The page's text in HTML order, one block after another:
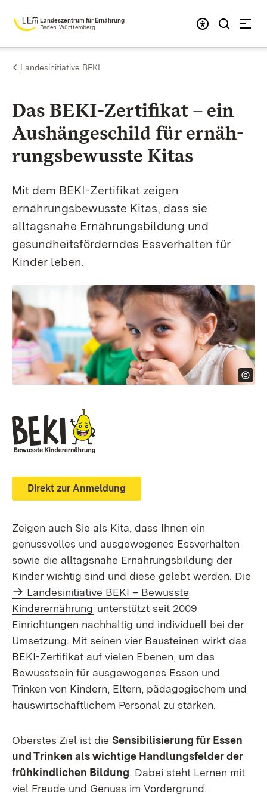
Zum Inhalt springen
Landeszentrum für Ernährung
Baden-Württemberg
Landesinitiative BEKI
Das BEKI-Zer­ti­fi­kat – ein
Aus­hän­ge­schild für er­näh­
rungs­be­wus­ste Kitas
Mit dem BEKI-Zertifikat zeigen
ernährungsbewusste Kitas, dass sie
alltagsnahe Ernährungsbildung und
gesundheitsförderndes Essverhalten für
Kinder leben.
Direkt zur Anmeldung
Zeigen auch Sie als Kita, dass Ihnen ein
genussvolles und ausgewogenes Essverhalten
sowie die alltagsnahe Ernährungsbildung der
Kinder wichtig sind und diese gelebt werden. Die
Landesinitiative BEKI – Bewusste
Kinderernährung unterstützt seit 2009
Einrichtungen nachhaltig und individuell bei der
Umsetzung. Mit seinen vier Bausteinen wirkt das
BEKI-Zertifikat auf vielen Ebenen, um das
Bewusstsein für ausgewogenes Essen und
Trinken von Kindern, Eltern, pädagogischem und
hauswirtschaftlichem Personal zu stärken.
Oberstes Ziel ist die Sensibilisierung für Essen
und Trinken als wichtige Handlungsfelder der
frühkindlichen Bildung. Dabei steht Lernen mit
viel Freude und Genuss im Vordergrund.